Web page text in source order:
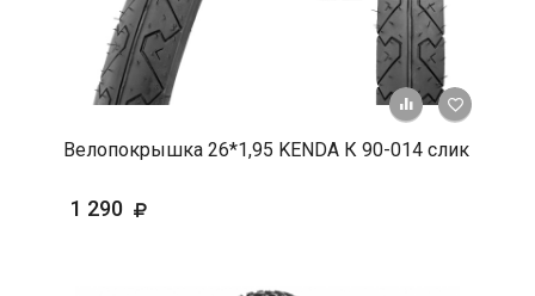
+ К
Велопокрышка 26*1,95 KENDA К 90-014 слик
1 290